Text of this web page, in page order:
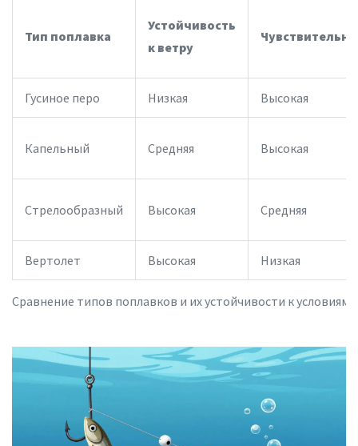
Сравнение типов поплавков и их устойчивости к условиям
Тип поплавка
Устойчивость
к ветру
Гусиное перо Низкая Высокая
Капельный Средняя Высокая
Стрелообразный Высокая Средняя
Вертолет Высокая Низкая